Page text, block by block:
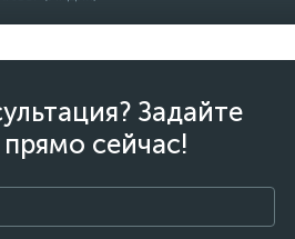
Задайте
сейчас!